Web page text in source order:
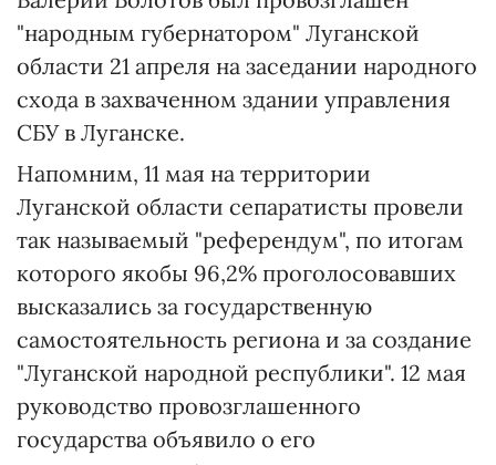
"народным губернатором" Луганской
области 21 апреля на заседании народного
схода в захваченном здании управления
СБУ в Луганске.
Напомним, 11 мая на территории
Луганской области сепаратисты провели
так называемый "референдум", по итогам
которого якобы 96,2% проголосовавших
высказались за государственную
самостоятельность региона и за создание
"Луганской народной республики". 12 мая
руководство провозглашенного
государства объявило о его